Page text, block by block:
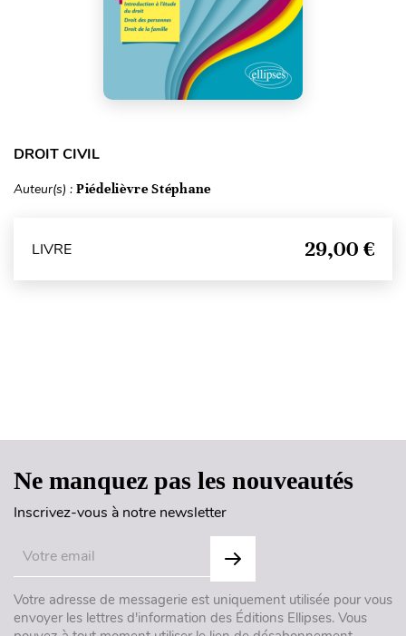
DROIT CIVIL
Auteur(s) : Piédelièvre Stéphane
LIVRE 29,00 €
Ne manquez pas les nouveautés
Inscrivez-vous à notre newsletter
Votre adresse de messagerie est uniquement utilisée pour vous
envoyer les lettres d'information des Éditions Ellipses. Vous